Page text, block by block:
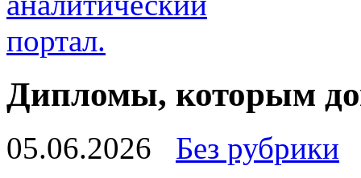
Дипломы, которым
05.06.2026
Без рубрики